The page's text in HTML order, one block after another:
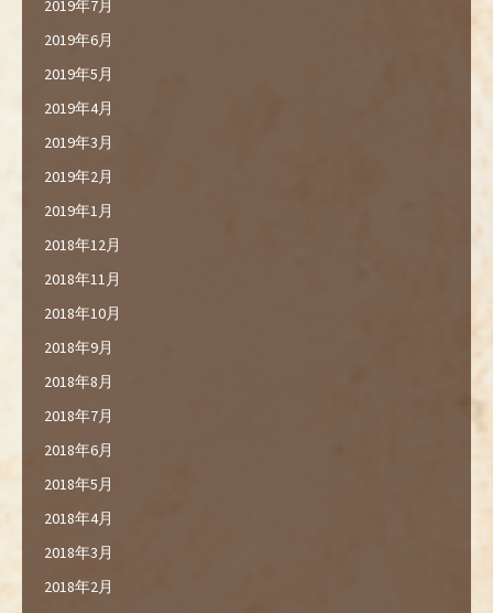
2019年7月
2019年6月
2019年5月
2019年4月
2019年3月
2019年2月
2019年1月
2018年12月
2018年11月
2018年10月
2018年9月
2018年8月
2018年7月
2018年6月
2018年5月
2018年4月
2018年3月
2018年2月